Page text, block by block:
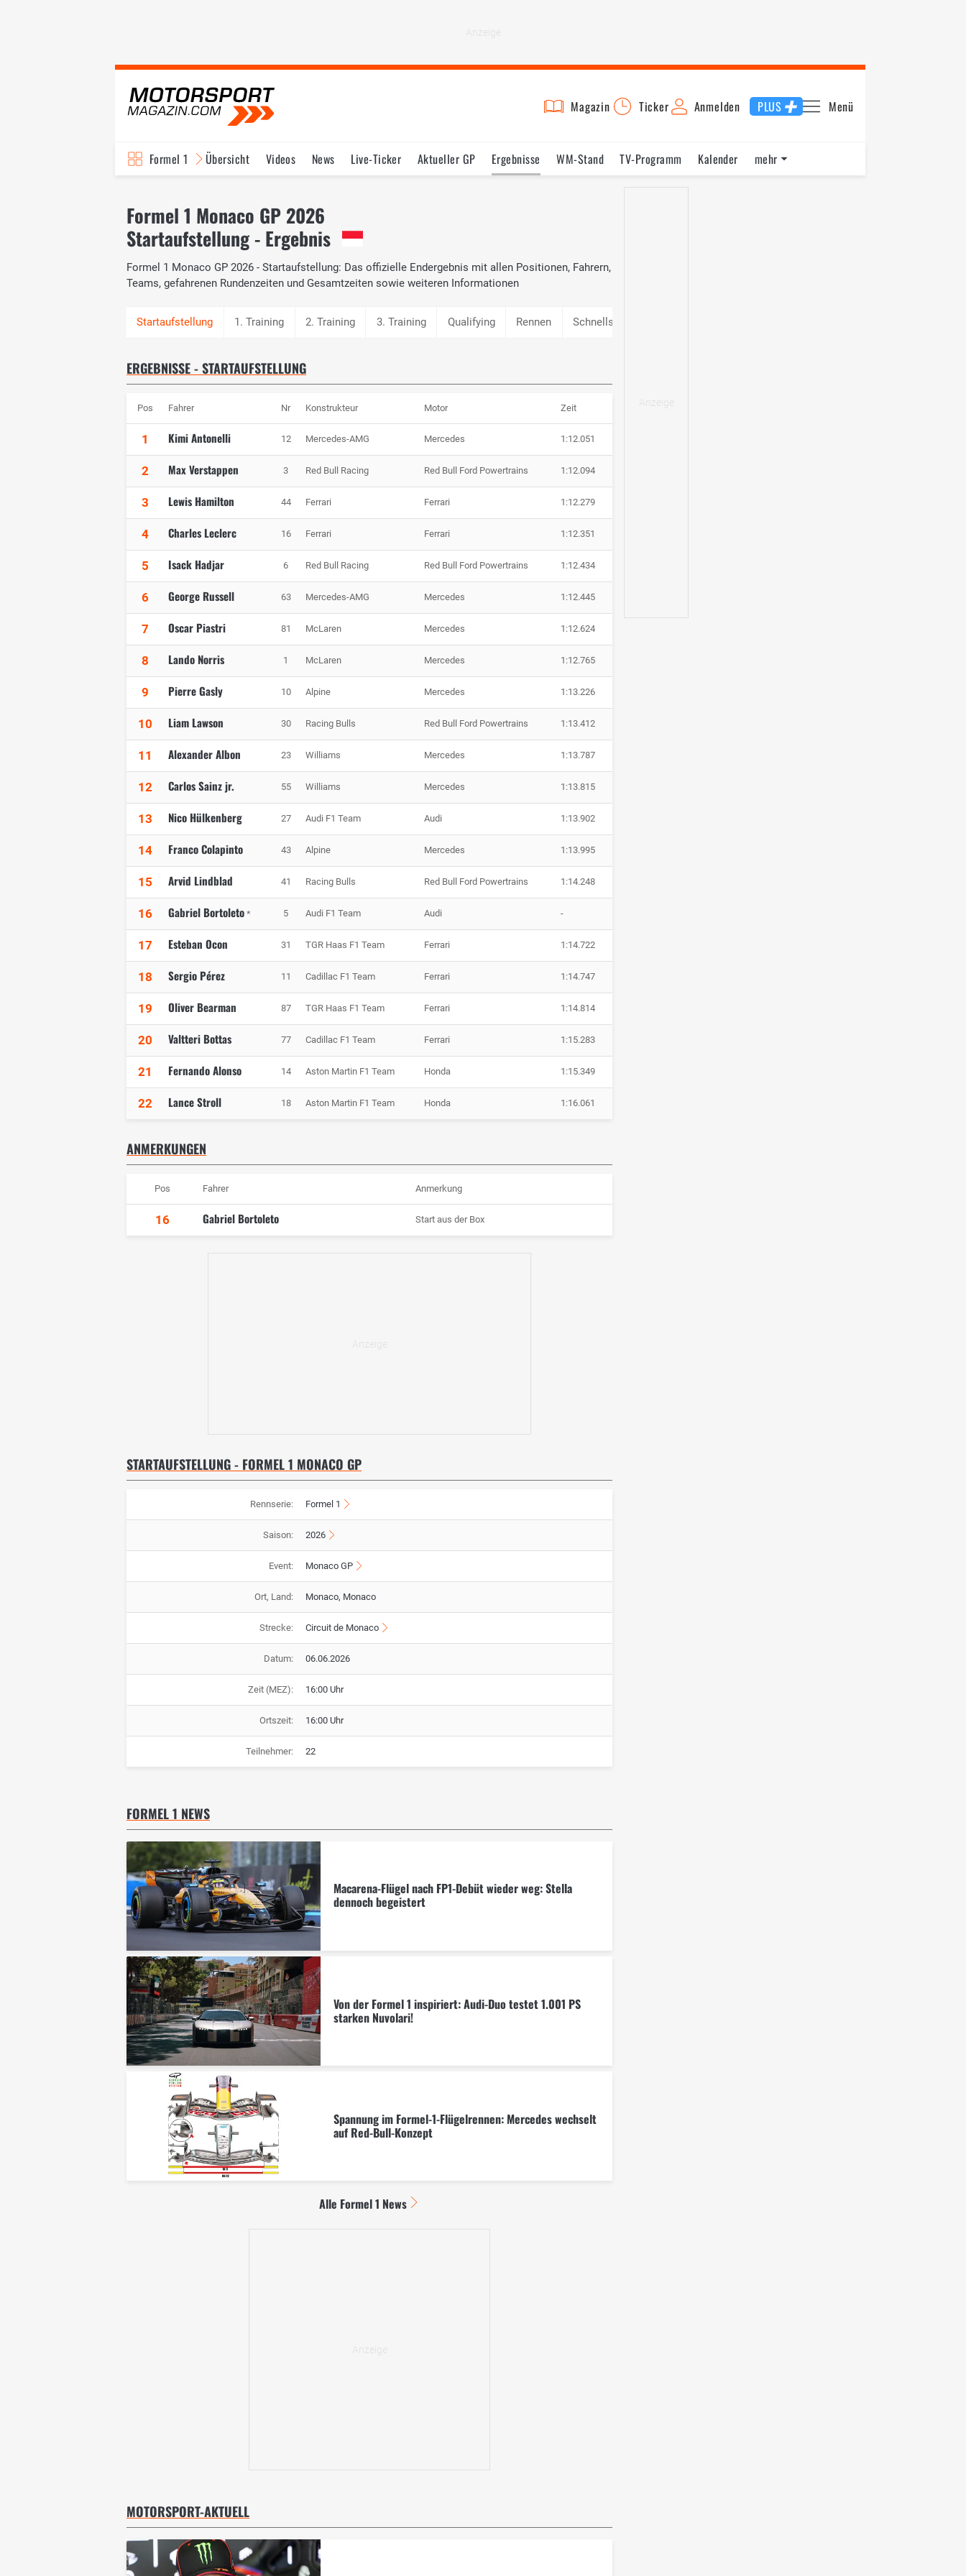
Magazin Ticker Anmelden PLUS Menü
Formel 1 Übersicht Videos News Live-Ticker Aktueller GP Ergebnisse WM-Stand TV-Programm
Kalender
mehr
Formel 1 Monaco GP 2026
Startaufstellung - Ergebnis
Formel 1 Monaco GP 2026 - Startaufstellung: Das offizielle Endergebnis mit allen Positionen, Fahrern,
Teams, gefahrenen Rundenzeiten und Gesamtzeiten sowie weiteren Informationen
1. Training 2. Training 3. Training Qualifying Rennen Schnellste Runde
ERGEBNISSE - STARTAUFSTELLUNG
Pos Fahrer Nr Konstrukteur Motor Zeit
1 Kimi Antonelli 12 Mercedes-AMG Mercedes 1:12.051
2 Max Verstappen 3 Red Bull Racing Red Bull Ford Powertrains 1:12.094
3 Lewis Hamilton 44 Ferrari Ferrari 1:12.279
4 Charles Leclerc 16 Ferrari Ferrari 1:12.351
5 Isack Hadjar 6 Red Bull Racing Red Bull Ford Powertrains 1:12.434
6 George Russell 63 Mercedes-AMG Mercedes 1:12.445
7 Oscar Piastri 81 McLaren Mercedes 1:12.624
8 Lando Norris 1 McLaren Mercedes 1:12.765
9 Pierre Gasly 10 Alpine Mercedes 1:13.226
10 Liam Lawson 30 Racing Bulls Red Bull Ford Powertrains 1:13.412
11 Alexander Albon 23 Williams Mercedes 1:13.787
12 Carlos Sainz jr. 55 Williams Mercedes 1:13.815
13 Nico Hülkenberg 27 Audi F1 Team Audi 1:13.902
14 Franco Colapinto 43 Alpine Mercedes 1:13.995
15 Arvid Lindblad 41 Racing Bulls Red Bull Ford Powertrains 1:14.248
16 Gabriel Bortoleto * 5 Audi F1 Team Audi -
17 Esteban Ocon 31 TGR Haas F1 Team Ferrari 1:14.722
18 Sergio Pérez 11 Cadillac F1 Team Ferrari 1:14.747
19 Oliver Bearman 87 TGR Haas F1 Team Ferrari 1:14.814
20 Valtteri Bottas 77 Cadillac F1 Team Ferrari 1:15.283
21 Fernando Alonso 14 Aston Martin F1 Team Honda 1:15.349
22 Lance Stroll 18 Aston Martin F1 Team Honda 1:16.061
ANMERKUNGEN
Pos Fahrer Anmerkung
16 Gabriel Bortoleto Start aus der Box
STARTAUFSTELLUNG - FORMEL 1 MONACO GP
Rennserie: Formel 1
Saison: 2026
Event: Monaco GP
Ort, Land: Monaco, Monaco
Strecke: Circuit de Monaco
Datum: 06.06.2026
Zeit (MEZ): 16:00 Uhr
Ortszeit: 16:00 Uhr
Teilnehmer: 22
FORMEL 1 NEWS
Macarena-Flügel nach FP1-Debüt wieder weg: Stella
dennoch begeistert
Von der Formel 1 inspiriert: Audi-Duo testet 1.001 PS
starken Nuvolari!
Spannung im Formel-1-Flügelrennen: Mercedes wechselt
auf Red-Bull-Konzept
Alle Formel 1 News
MOTORSPORT-AKTUELL